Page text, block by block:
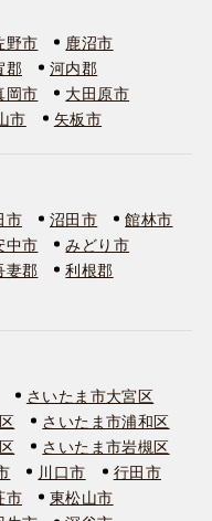
野市
鹿沼市
郡
河内郡
岡市
大田原市
市 矢板市
市 沼田市
館林市
中市
みどり市
妻郡
利根郡
さいたま市大宮区
さいたま市浦和区
さいたま市岩槻区
川口市
行田市
市
東松山市